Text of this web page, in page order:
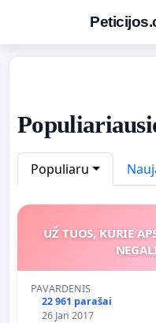
Populiaru
UŽ TUOS, KURIE
PAVARDENIS
22 961 parašai
26 Jan 2017